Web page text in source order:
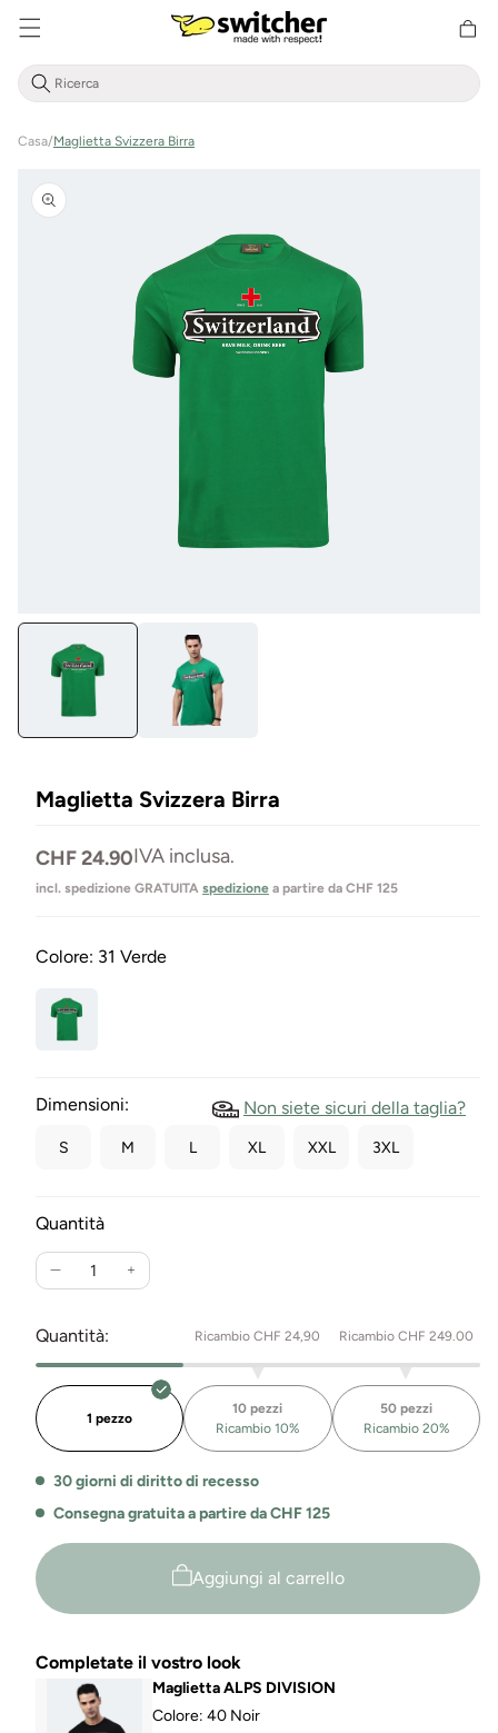
Direttamente
al contenuto
della
Casa/Maglietta Svizzera Birra
informazioni
sul prodotto
Aprire
media
Maglietta Svizzera Birra
Prezzo
normale
CHF 24.90IVA inclusa.
incl. spedizione GRATUITA spedizione a partire da CHF 125
Colore: 31 Verde
Dimensioni: Non siete sicuri della taglia?
S M L XL XXL 3XL
Quantità
Ridurre
quantità
per
T-
Shirt
Svizzera
Birra
Aumentare
quantità
T-
Shirt
Svizzera
Birra
Quantità: Ricambio CHF 24,90 Ricambio CHF 249.00
1 pezzo
10 pezzi
Ricambio 10%
50 pezzi
Ricambio 20%
30 giorni di diritto di recesso
Consegna gratuita a partire da CHF 125
Aggiungi al carrello
Completate il vostro look
Maglietta ALPS DIVISION
Colore: 40 Noir